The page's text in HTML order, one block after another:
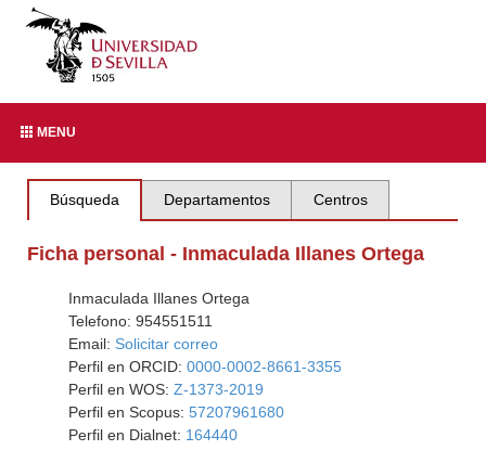
MENU
Búsqueda Departamentos Centros
Ficha personal - Inmaculada Illanes Ortega
Inmaculada Illanes Ortega
Telefono: 954551511
Email: Solicitar correo
Perfil en ORCID: 0000-0002-8661-3355
Perfil en WOS: Z-1373-2019
Perfil en Scopus: 57207961680
Perfil en Dialnet: 164440